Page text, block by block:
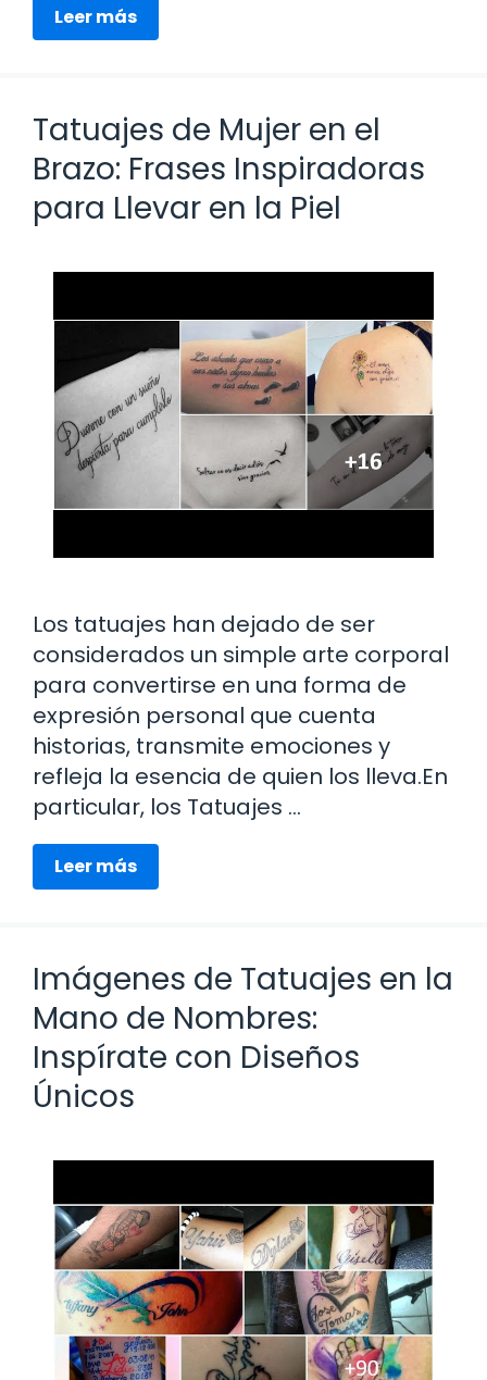
Leer más
Tatuajes de Mujer en el
Brazo: Frases Inspiradoras
para Llevar en la Piel
Los tatuajes han dejado de ser
considerados un simple arte corporal
para convertirse en una forma de
expresión personal que cuenta
historias, transmite emociones y
refleja la esencia de quien los lleva.En
particular, los Tatuajes …
Leer más
Imágenes de Tatuajes en la
Mano de Nombres:
Inspírate con Diseños
Únicos